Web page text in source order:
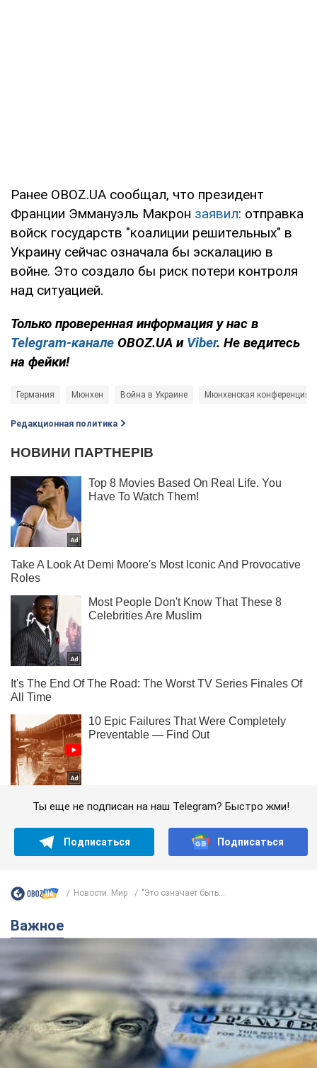
Ранее OBOZ.UA сообщал, что президент
Франции Эммануэль Макрон заявил: отправка
войск государств "коалиции решительных" в
Украину сейчас означала бы эскалацию в
войне. Это создало бы риск потери контроля
над ситуацией.
Только проверенная информация у нас в
Telegram-канале OBOZ.UA и Viber. Не ведитесь
на фейки!
Германия Мюнхен Война в Украине Мюнхенская конференция
Редакционная политика
Ты еще не подписан на наш Telegram? Быстро жми!
Подписаться Подписаться
Новости. Мир "Это означает быть...
Важное